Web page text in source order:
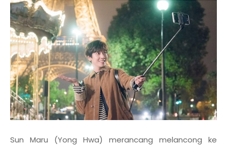
Sun Maru (Yong Hwa) merancang melancong ke